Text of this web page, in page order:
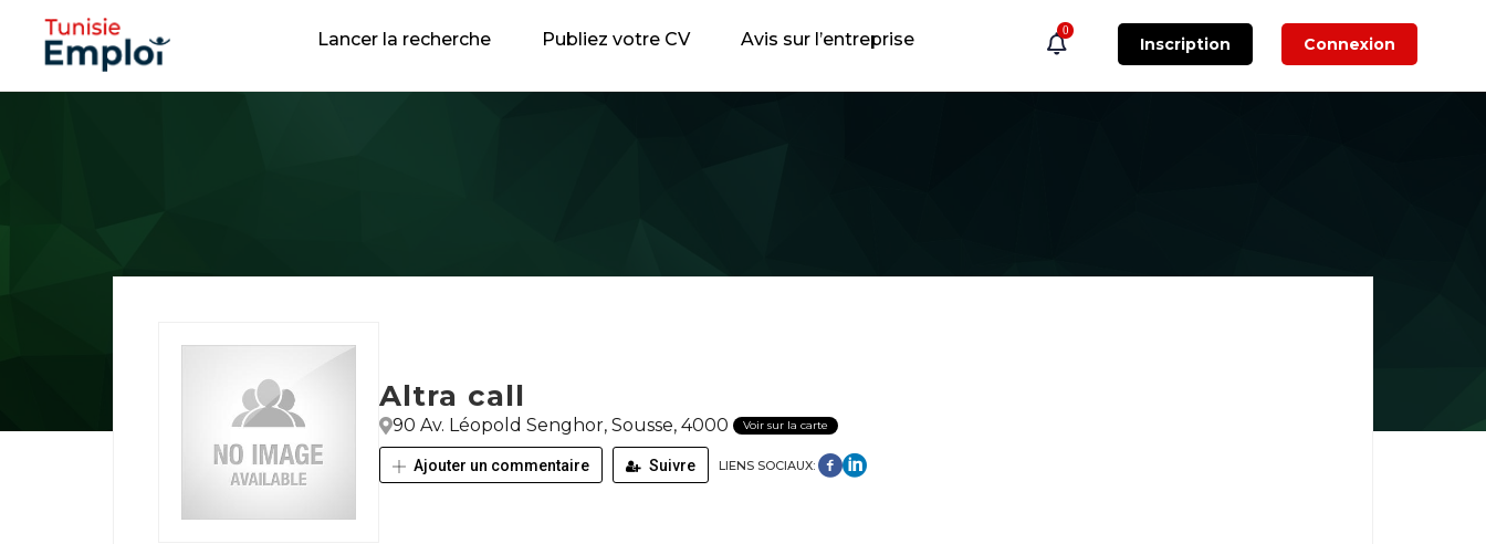
Lancer la recherche Publiez votre CV Avis sur l’entreprise 0
Inscription Connexion
Altra call
90 Av. Léopold Senghor, Sousse, 4000 Voir sur la carte
Ajouter un commentaire Suivre LIENS SOCIAUX: